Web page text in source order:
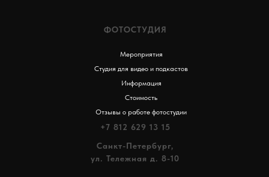
ФОТОСТУДИЯ
Мероприятия
Студия для видео и подкастов
Информация
Стоимость
Отзывы о работе фотостудии
+7 812 629 13 15
Санкт-Петербург,
ул. Тележная д. 8-10